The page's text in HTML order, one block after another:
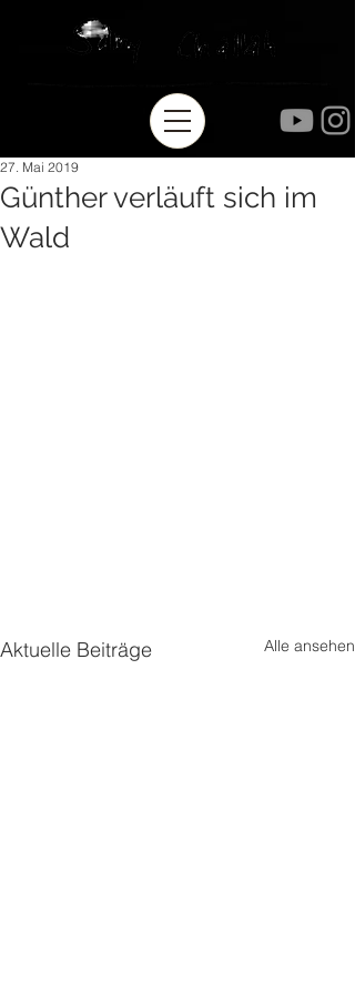
Günther verläuft sich im
Wald
27. Mai 2019
Aktuelle Beiträge Alle ansehen